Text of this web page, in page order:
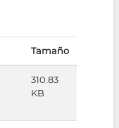
Tamaño
310.83
KB